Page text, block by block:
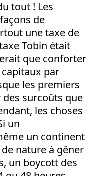
tout ! Les
de
une taxe de
Tobin était
que conforter
par
les premiers
surcoûts que
les choses
un
un continent
nature à gêner
un boycott des